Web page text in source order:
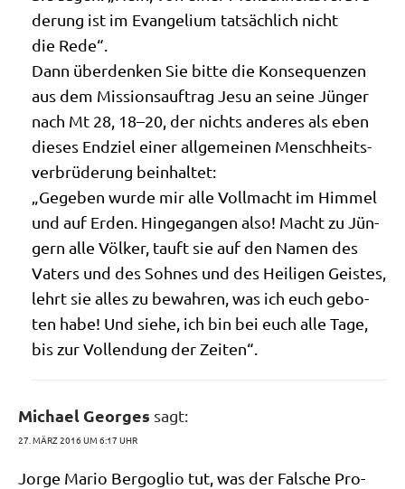
de­rung ist im Evan­ge­li­um tat­säch­lich nicht
die Rede“.
Dann über­den­ken Sie bit­te die Kon­se­quen­zen
aus dem Mis­si­ons­auf­trag Jesu an sei­ne Jün­ger
nach Mt 28, 18–20, der nichts ande­res als eben
die­ses End­ziel einer all­ge­mei­nen Mensch­heits­
ver­brü­de­rung beinhaltet:
„Gege­ben wur­de mir alle Voll­macht im Him­mel
und auf Erden. Hin­ge­gan­gen also! Macht zu Jün­
gern alle Völ­ker, tauft sie auf den Namen des
Vaters und des Soh­nes und des Hei­li­gen Gei­stes,
lehrt sie alles zu bewah­ren, was ich euch gebo­
ten habe! Und sie­he, ich bin bei euch alle Tage,
bis zur Voll­endung der Zeiten“.
Michael Georges sagt:
27. MÄRZ 2016 UM 6:17 UHR
Jor­ge Mario Berg­o­glio tut, was der Fal­sche Pro­